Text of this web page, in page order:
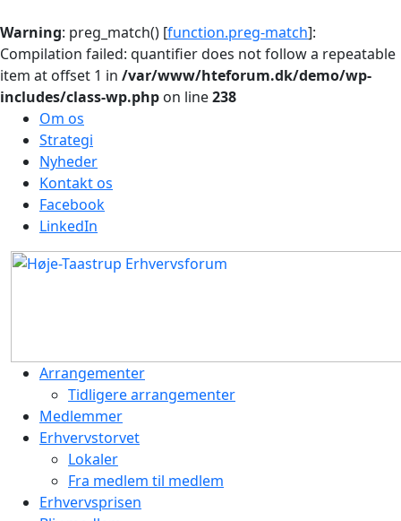
Warning: preg_match() [function.preg-match]:
Compilation failed: quantifier does not follow a repeatable
item at offset 1 in /var/www/hteforum.dk/demo/wp-
includes/class-wp.php on line238
Om os
Strategi
Nyheder
Kontakt os
Facebook
LinkedIn
Arrangementer
Tidligere arrangementer
Medlemmer
Erhvervstorvet
Lokaler
Fra medlem til medlem
Erhvervsprisen